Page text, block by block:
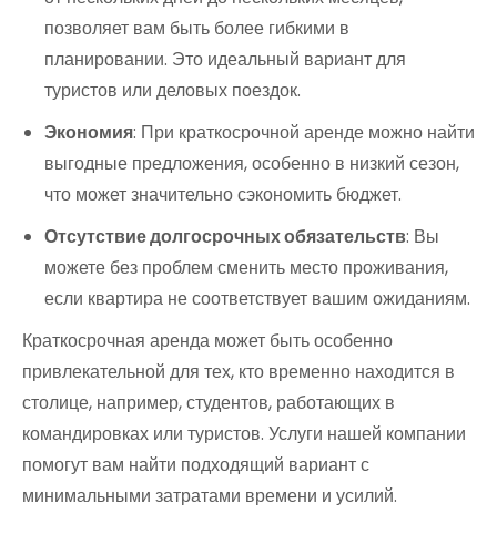
позволяет вам быть более гибкими в
планировании. Это идеальный вариант для
туристов или деловых поездок.
Экономия: При краткосрочной аренде можно найти
выгодные предложения, особенно в низкий сезон,
что может значительно сэкономить бюджет.
Отсутствие долгосрочных обязательств: Вы
можете без проблем сменить место проживания,
если квартира не соответствует вашим ожиданиям.
Краткосрочная аренда может быть особенно
привлекательной для тех, кто временно находится в
столице, например, студентов, работающих в
командировках или туристов. Услуги нашей компании
помогут вам найти подходящий вариант с
минимальными затратами времени и усилий.